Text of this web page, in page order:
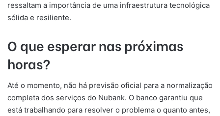
ressaltam a importância de uma infraestrutura tecnológica
sólida e resiliente.
O que esperar nas próximas
horas?
Até o momento, não há previsão oficial para a normalização
completa dos serviços do Nubank. O banco garantiu que
está trabalhando para resolver o problema o quanto antes,